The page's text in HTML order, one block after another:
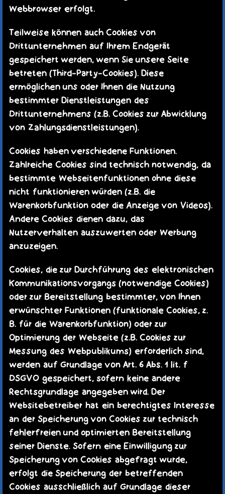
Webbrowser erfolgt.
Teilweise können auch Cookies von
Drittunternehmen auf Ihrem Endgerät
gespeichert werden, wenn Sie unsere Seite
betreten (Third-Party-Cookies). Diese
ermöglichen uns oder Ihnen die Nutzung
bestimmter Dienstleistungen des
Drittunternehmens (z.B. Cookies zur Abwicklung
von Zahlungsdienstleistungen).
Cookies haben verschiedene Funktionen.
Zahlreiche Cookies sind technisch notwendig, da
bestimmte Webseitenfunktionen ohne diese
nicht funktionieren würden (z.B. die
Warenkorbfunktion oder die Anzeige von Videos).
Andere Cookies dienen dazu, das
Nutzerverhalten auszuwerten oder Werbung
anzuzeigen.
Cookies, die zur Durchführung des elektronischen
Kommunikationsvorgangs (notwendige Cookies)
oder zur Bereitstellung bestimmter, von Ihnen
erwünschter Funktionen (funktionale Cookies, z.
B. für die Warenkorbfunktion) oder zur
Optimierung der Webseite (z.B. Cookies zur
Messung des Webpublikums) erforderlich sind,
werden auf Grundlage von Art. 6 Abs. 1 lit. f
DSGVO gespeichert, sofern keine andere
Rechtsgrundlage angegeben wird. Der
Websitebetreiber hat ein berechtigtes Interesse
an der Speicherung von Cookies zur technisch
fehlerfreien und optimierten Bereitstellung
seiner Dienste. Sofern eine Einwilligung zur
Speicherung von Cookies abgefragt wurde,
erfolgt die Speicherung der betreffenden
Cookies ausschließlich auf Grundlage dieser